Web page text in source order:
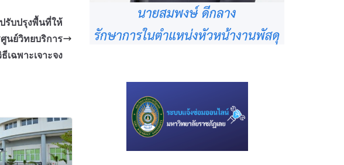
รับปรุงพื้นที่ให้
นย์วิทยบริการ
เฉพาะเจาะจง